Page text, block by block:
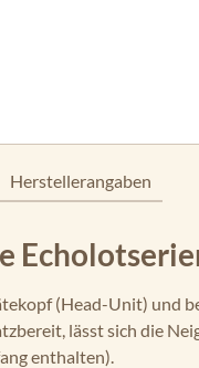
Herstellerangaben
(Head-Unit) und
lässt sich die
enthalten).